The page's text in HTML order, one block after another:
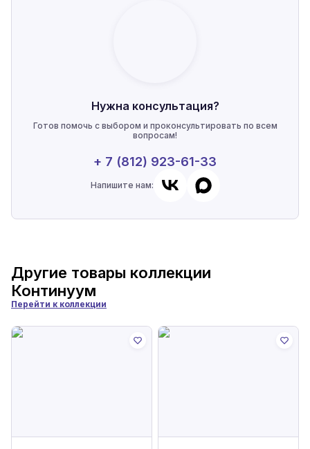
Нужна консультация?
Готов помочь с выбором и проконсультировать по всем
вопросам!
+ 7 (812) 923-61-33
Напишите нам:
Другие товары коллекции
Континуум
Перейти к коллекции